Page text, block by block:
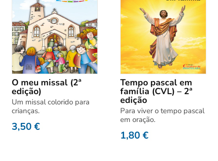
O meu missal (2ª
edição)
Um missal colorido para
crianças.
3,50€
Tempo pascal em
família (CVL) – 2ª
edição
Para viver o tempo pascal
em oração.
1,80€